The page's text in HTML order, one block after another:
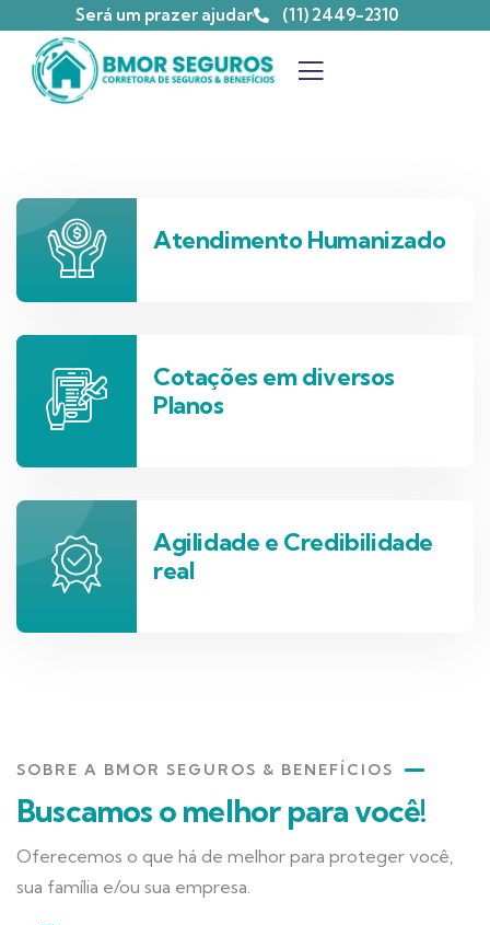
Será um prazer ajudar (11) 2449-2310
Atendimento Humanizado
Cotações em diversos
Planos
Agilidade e Credibilidade
real
SOBRE A BMOR SEGUROS & BENEFÍCIOS
Buscamos o melhor para você!
Oferecemos o que há de melhor para proteger você,
sua família e/ou sua empresa.